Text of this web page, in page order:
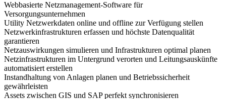
Webbasierte Netzmanagement-Software für
Versorgungsunternehmen
Utility Netzwerkdaten online und offline zur Verfügung stellen
Netzwerkinfrastrukturen erfassen und höchste Datenqualität
garantieren
Netzauswirkungen simulieren und Infrastrukturen optimal planen
Netzinfrastrukturen im Untergrund verorten und Leitungsauskünfte
automatisiert erstellen
Instandhaltung von Anlagen planen und Betriebssicherheit
gewährleisten
Assets zwischen GIS und SAP perfekt synchronisieren